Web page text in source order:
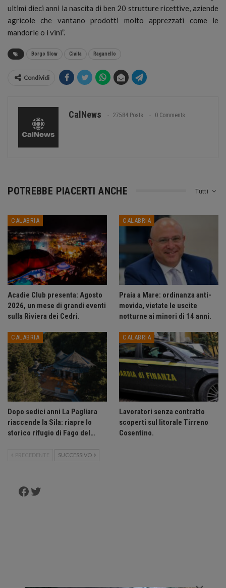
ultimi dieci anni la nascita di ben 20 strutture ricettive, aziende
agricole che vantano prodotti molto apprezzati come le
mandorle o i vini”.
Borgo Slow Civita Raganello
Condividi
CalNews 27584 Posts 0 Comments
Tutti
POTREBBE PIACERTI ANCHE
CALABRIA
Acadie Club presenta: Agosto
2026, un mese di grandi eventi
sulla Riviera dei Cedri.
CALABRIA
Praia a Mare: ordinanza anti-
movida, vietate le uscite
notturne ai minori di 14 anni.
CALABRIA
Dopo sedici anni La Pagliara
riaccende la Sila: riapre lo
storico rifugio di Fago del…
CALABRIA
Lavoratori senza contratto
scoperti sul litorale Tirreno
Cosentino.
PRECEDENTE SUCCESSIVO
Facebook
Twitter